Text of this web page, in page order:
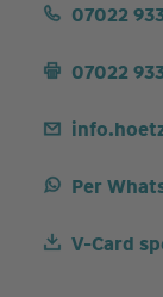
07022
07022
Per
V-Card